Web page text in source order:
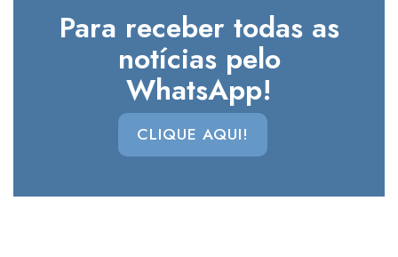
Para receber todas as
notícias pelo
WhatsApp!
CLIQUE AQUI!